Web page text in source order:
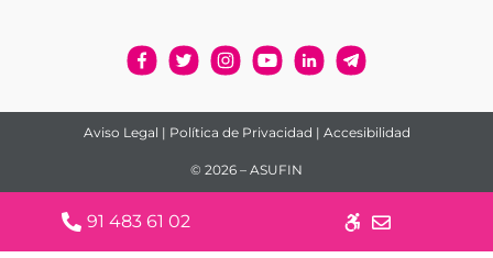
91 483 61 02
Aviso Legal | Política de Privacidad | Accesibilidad
© 2026 – ASUFIN